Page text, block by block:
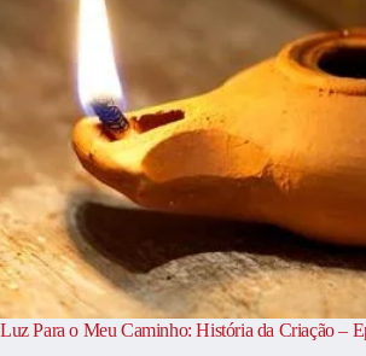
Luz Para o Meu Caminho: História da Criação –